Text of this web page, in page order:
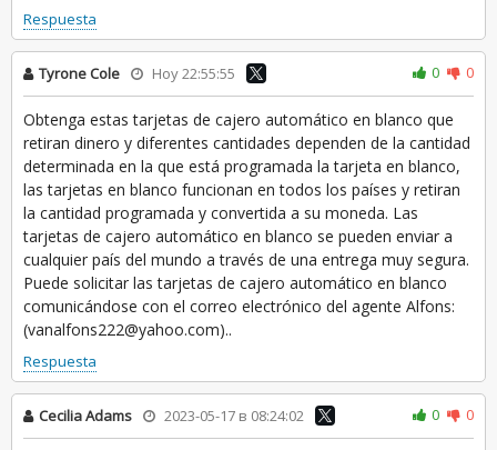
Respuesta
Tyrone Cole Hoy 22:55:55 0 0
Obtenga estas tarjetas de cajero automático en blanco que
retiran dinero y diferentes cantidades dependen de la cantidad
determinada en la que está programada la tarjeta en blanco,
las tarjetas en blanco funcionan en todos los países y retiran
la cantidad programada y convertida a su moneda. Las
tarjetas de cajero automático en blanco se pueden enviar a
cualquier país del mundo a través de una entrega muy segura.
Puede solicitar las tarjetas de cajero automático en blanco
comunicándose con el correo electrónico del agente Alfons:
(vanalfons222@yahoo.com)..
Respuesta
Cecilia Adams 2023-05-17 в 08:24:02 0 0